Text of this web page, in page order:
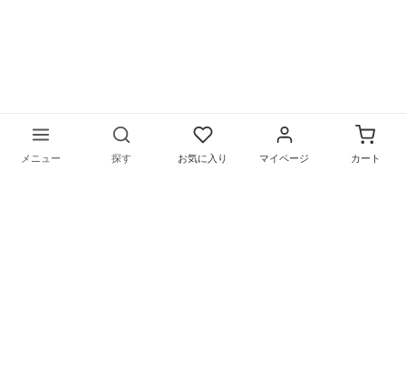
メニュー 探す お気に入り マイページ カート